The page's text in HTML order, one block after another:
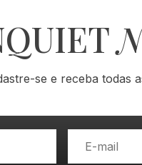
se e receba todas